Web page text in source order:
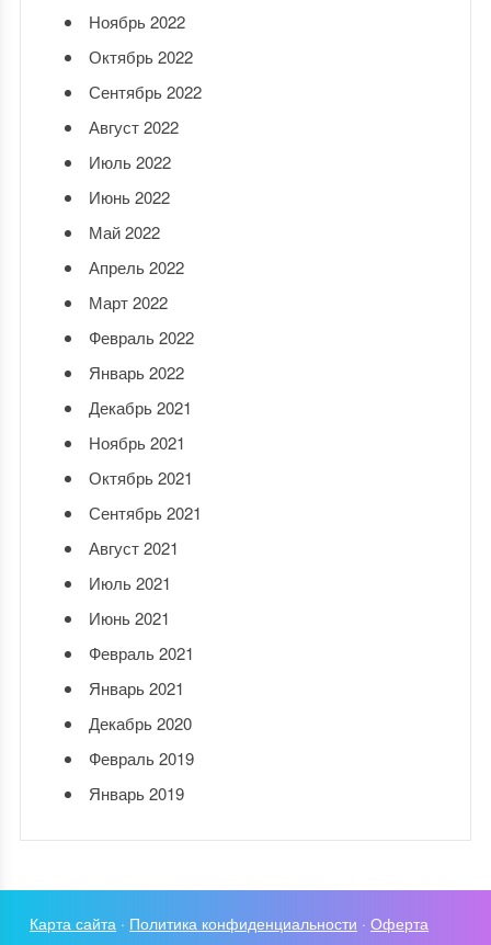
Ноябрь 2022
Октябрь 2022
Сентябрь 2022
Август 2022
Июль 2022
Июнь 2022
Май 2022
Апрель 2022
Март 2022
Февраль 2022
Январь 2022
Декабрь 2021
Ноябрь 2021
Октябрь 2021
Сентябрь 2021
Август 2021
Июль 2021
Июнь 2021
Февраль 2021
Январь 2021
Декабрь 2020
Февраль 2019
Январь 2019
Карта сайта · Политика конфиденциальности ·Оферта